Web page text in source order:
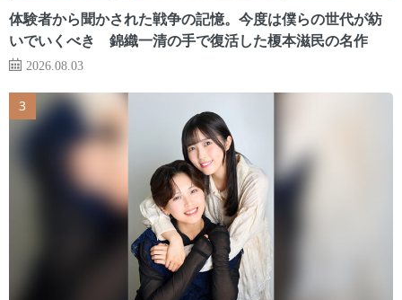
体験者から聞かされた戦争の記憶。今度は僕らの世代が紡
いでいくべき 錦織一清の手で復活した榎本滋民の名作
2026.08.03